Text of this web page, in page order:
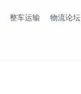
整车运输 物流论坛